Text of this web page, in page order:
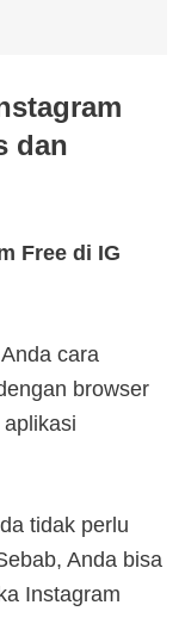
dan
Free di IG
cara
browser
tidak perlu
Anda bisa
Instagram